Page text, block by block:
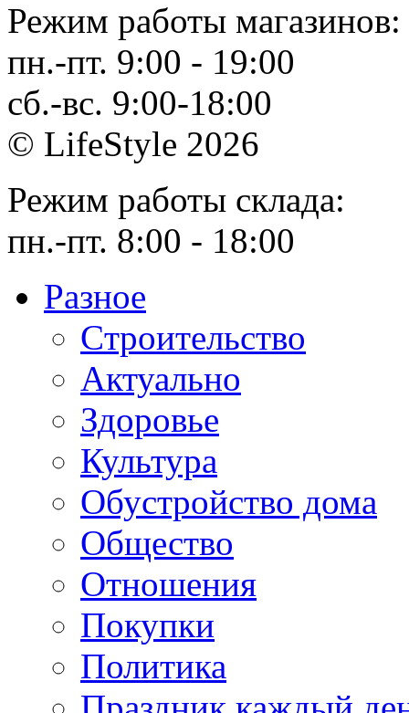
Режим работы магазинов:
пн.-пт. 9:00 - 19:00
сб.-вс. 9:00-18:00
© LifeStyle 2026
Режим работы склада:
пн.-пт. 8:00 - 18:00
Разное
Cтроительство
Актуально
Здоровье
Культура
Обустройство дома
Общество
Отношения
Покупки
Политика